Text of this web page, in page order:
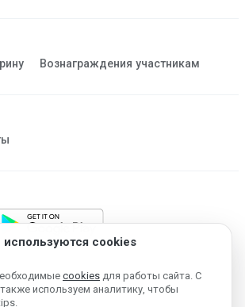
Вознаграждения участникам
Made in Estonia
на MESF OÜ 2013-2026 ©
используются cookies
cookies для работы сайта. С
используем аналитику, чтобы